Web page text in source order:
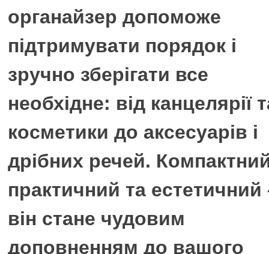
органайзер допоможе
підтримувати порядок і
зручно зберігати все
необхідне: від канцелярії
косметики до аксесуарів і
дрібних речей.
практичний та естетичний
він стане чудовим
доповненням до вашого